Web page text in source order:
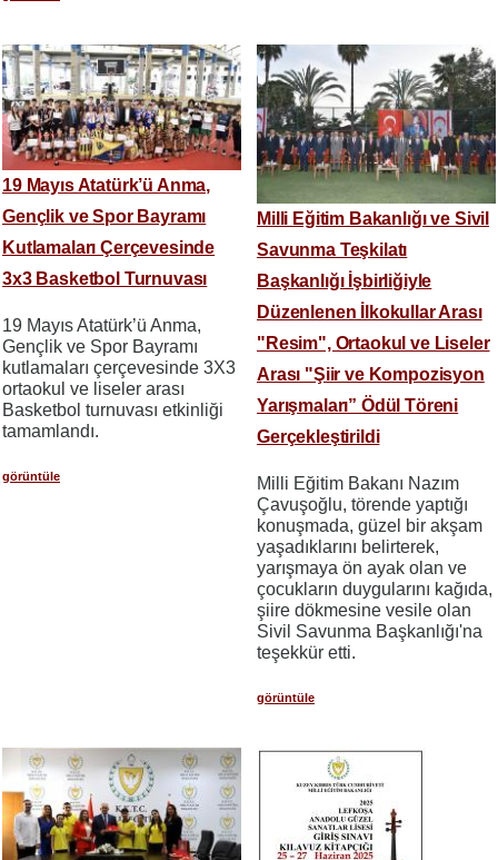
19 Mayıs Atatürk’ü Anma,
Gençlik ve Spor Bayramı
Kutlamaları Çerçevesinde
3x3 Basketbol Turnuvası
19 Mayıs Atatürk’ü Anma,
Gençlik ve Spor Bayramı
kutlamaları çerçevesinde 3X3
ortaokul ve liseler arası
Basketbol turnuvası etkinliği
tamamlandı.
görüntüle
Milli Eğitim Bakanlığı ve Sivil
Savunma Teşkilatı
Başkanlığı İşbirliğiyle
Düzenlenen İlkokullar Arası
"Resim", Ortaokul ve Liseler
Arası "Şiir ve Kompozisyon
Yarışmaları” Ödül Töreni
Gerçekleştirildi
Milli Eğitim Bakanı Nazım
Çavuşoğlu, törende yaptığı
konuşmada, güzel bir akşam
yaşadıklarını belirterek,
yarışmaya ön ayak olan ve
çocukların duygularını kağıda,
şiire dökmesine vesile olan
Sivil Savunma Başkanlığı'na
teşekkür etti.
görüntüle